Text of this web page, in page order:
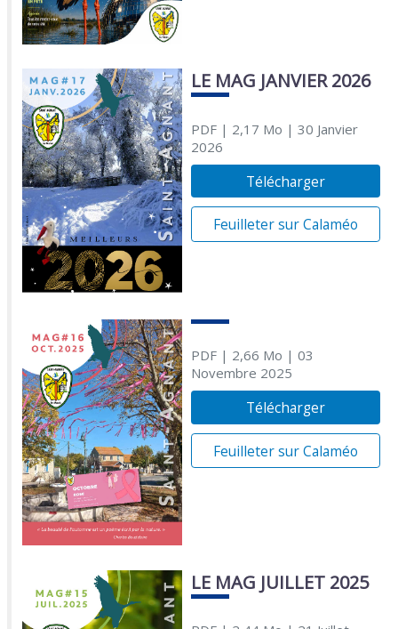
LE MAG JANVIER 2026
PDF| 2,17 Mo | 30 Janvier
2026
Télécharger
Feuilleter sur Calaméo
PDF| 2,66 Mo | 03
Novembre 2025
Télécharger
Feuilleter sur Calaméo
LE MAG JUILLET 2025